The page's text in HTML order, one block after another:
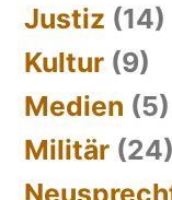
Justiz (14)
Kultur (9)
Medien (5)
Militär (24)